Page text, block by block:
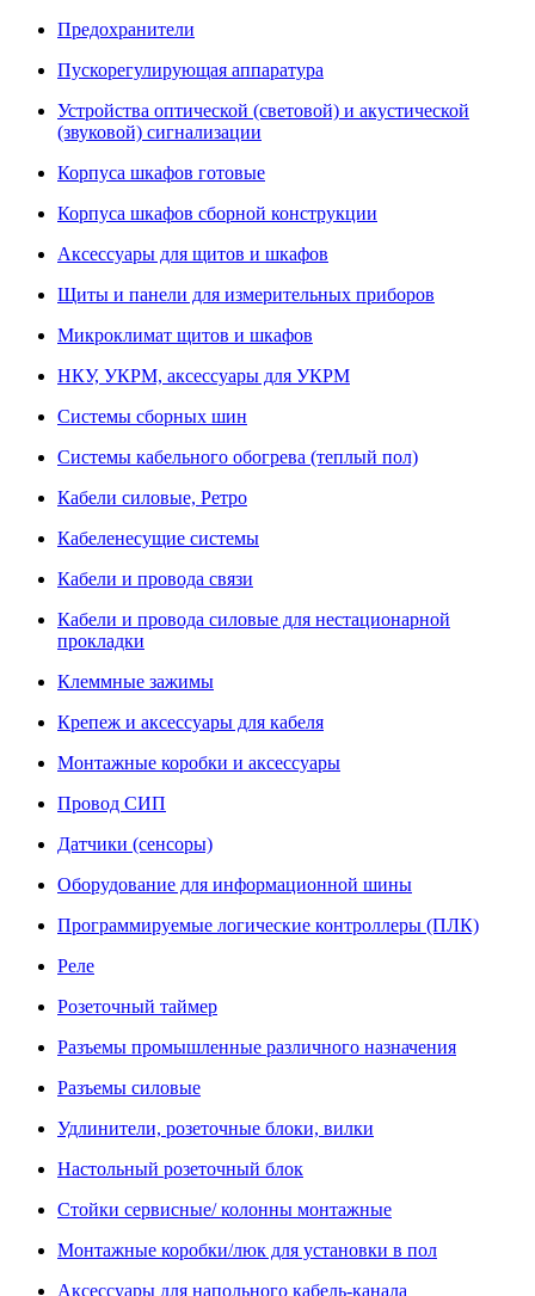
Предохранители
Пускорегулирующая аппаратура
Устройства оптической (световой) и акустической
(звуковой) сигнализации
Корпуса шкафов готовые
Корпуса шкафов сборной конструкции
Аксессуары для щитов и шкафов
Щиты и панели для измерительных приборов
Микроклимат щитов и шкафов
НКУ, УКРМ, аксессуары для УКРМ
Системы сборных шин
Системы кабельного обогрева (теплый пол)
Кабели силовые, Ретро
Кабеленесущие системы
Кабели и провода связи
Кабели и провода силовые для нестационарной
прокладки
Клеммные зажимы
Крепеж и аксессуары для кабеля
Монтажные коробки и аксессуары
Провод СИП
Датчики (сенсоры)
Оборудование для информационной шины
Программируемые логические контроллеры (ПЛК)
Реле
Розеточный таймер
Разъемы промышленные различного назначения
Разъемы силовые
Удлинители, розеточные блоки, вилки
Настольный розеточный блок
Стойки сервисные/ колонны монтажные
Монтажные коробки/люк для установки в пол
Аксессуары для напольного кабель-канала